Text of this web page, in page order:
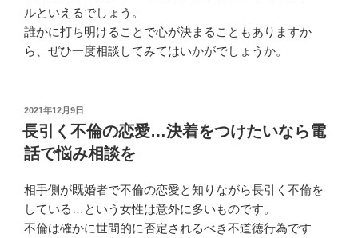
ルといえるでしょう。
誰かに打ち明けることで心が決まることもありますか
ら、ぜひ一度相談してみてはいかがでしょうか。
投
稿
日:
2021年12月9日
長引く不倫の恋愛…決着をつけたいなら電
話で悩み相談を
相手側が既婚者で不倫の恋愛と知りながら長引く不倫を
している…という女性は意外に多いものです。
不倫は確かに世間的に否定されるべき不道徳行為です